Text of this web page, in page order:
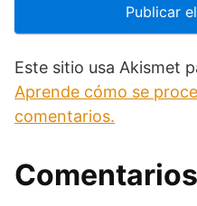
Este sitio usa Akismet
Aprende cómo se
comentarios.